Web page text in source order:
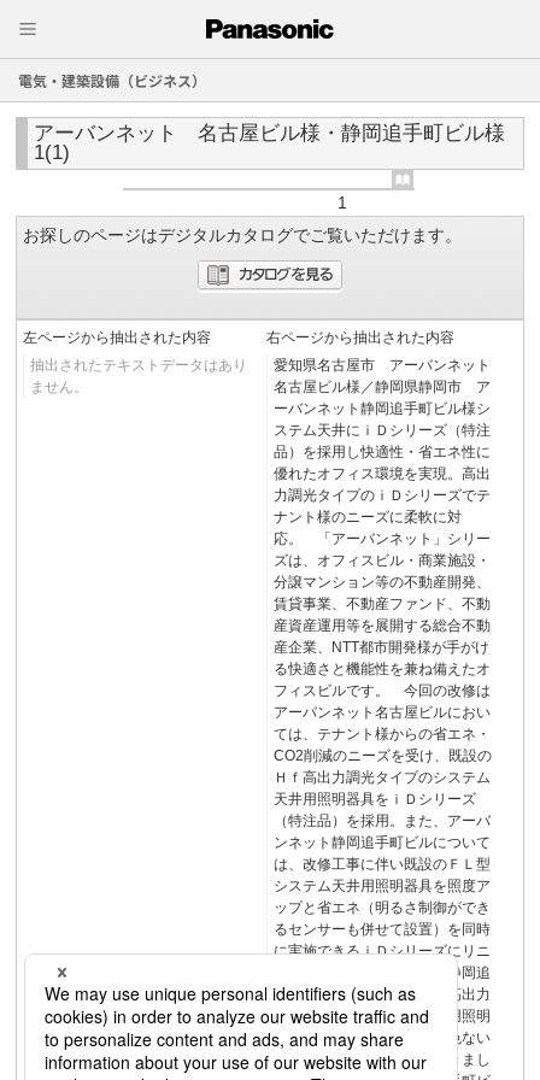
電気・建築設備（ビジネス）
アーバンネット 名古屋ビル様・静岡追手町ビル様
1(1)
1
お探しのページはデジタルカタログでご覧いただけます。
左ページから抽出された内容
抽出されたテキストデータはあり
ません。
右ページから抽出された内容
愛知県名古屋市 アーバンネット
名古屋ビル様／静岡県静岡市 ア
ーバンネット静岡追手町ビル様シ
ステム天井にｉＤシリーズ（特注
品）を採用し快適性・省エネ性に
優れたオフィス環境を実現。高出
力調光タイプのｉＤシリーズでテ
ナント様のニーズに柔軟に対
応。 「アーバンネット」シリー
ズは、オフィスビル・商業施設・
分譲マンション等の不動産開発、
賃貸事業、不動産ファンド、不動
産資産運用等を展開する総合不動
産企業、NTT都市開発様が手がけ
る快適さと機能性を兼ね備えたオ
フィスビルです。 今回の改修は
アーバンネット名古屋ビルにおい
ては、テナント様からの省エネ・
CO2削減のニーズを受け、既設の
Ｈｆ高出力調光タイプのシステム
天井用照明器具をｉＤシリーズ
（特注品）を採用。また、アーバ
ンネット静岡追手町ビルについて
は、改修工事に伴い既設のＦＬ型
システム天井用照明器具を照度ア
ップと省エネ（明るさ制御ができ
るセンサーも併せて設置）を同時
に実施できるｉＤシリーズにリニ
ューアル。アーバンネット静岡追
手町ビルについては、Ｈｆ高出力
調光タイプのシステム天井用照明
器具に取り替えた場合と遜色ない
コストで実施することができまし